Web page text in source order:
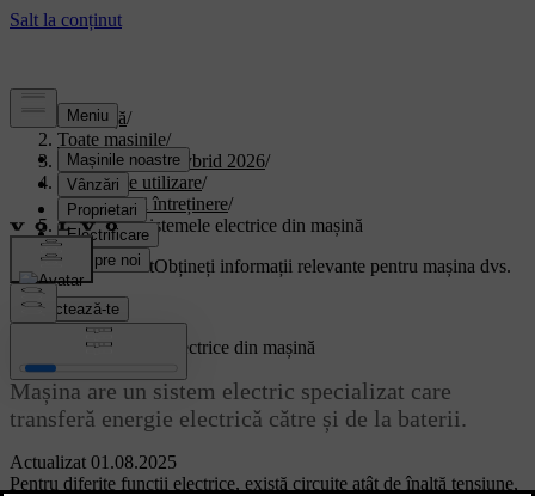
Asistență/
Toate mașinile/
XC90 Plug-in Hybrid 2026/
Manual de utilizare/
Îngrijire și întreținere/
Bateriile și sistemele electrice din mașină
Suport personalizatObțineți informații relevante pentru mașina dvs.
Conectează-te
Actualizat 01.08.2025
Bateriile și sistemele electrice din mașină
Mașina are un sistem electric specializat care
transferă energie electrică către și de la baterii.
Pentru diferite funcții electrice, există circuite atât de înaltă tensiune,